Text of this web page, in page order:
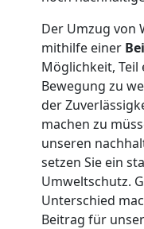
Der Umzug von
mithilfe einer
Möglichkeit,
Bewegung zu
der
machen zu
unseren
setzen Sie ein
Umweltschutz.
Unterschied
Beitrag für
Wolfsberg
Wolfsberg